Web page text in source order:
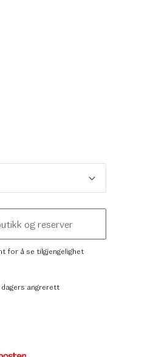
og reserver
for å se tilgjengelighet
dagers angrerett